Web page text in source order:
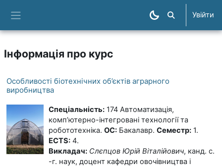
Пошук курсів
Увійти
Інформація про курс
Особливості біотехнічних об’єктів аграрного
виробництва
Спеціальність:174 Автоматизація,
комп’ютерно-інтегровані технології та
робототехніка. ОС:Бакалавр. Семестр:1.
ECTS:4.
Викладач: Слєпцов Юрій Віталійович, канд. с​.​
-г​. наук, доцент кафедри овочівництва і